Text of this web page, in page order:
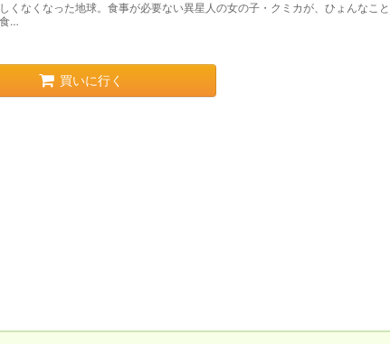
くなくなった地球。食事が必要ない異星人の女の子・クミカが、ひょんなこ
…
買いに行く